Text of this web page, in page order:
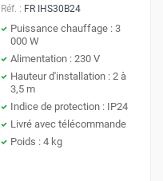
Réf. : FR IHS30B24
Puissance chauffage : 3
000 W
Alimentation : 230 V
Hauteur d'installation : 2 à
3,5 m
Indice de protection : IP24
Livré avec télécommande
Poids : 4 kg